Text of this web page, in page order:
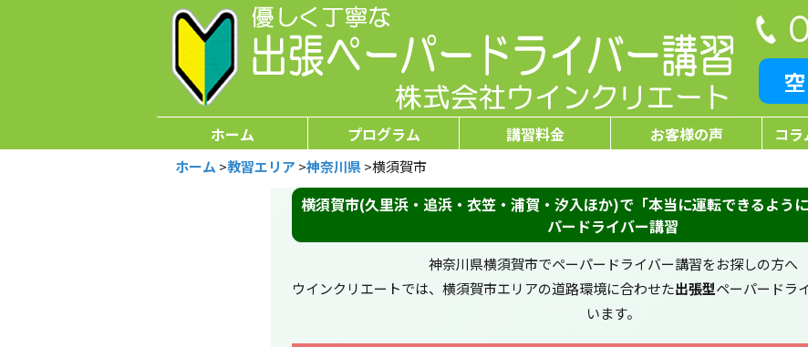
ホーム プログラム 講習料金 お客様の声 コ
ホーム >教習エリア >神奈川県>横須賀市
横須賀市(久里浜・追浜・衣笠・浦賀・汐入ほか)で「本当に運転できるよう
パードライバー講習
神奈川県横須賀市でペーパードライバー講習をお探しの方へ
ウインクリエートでは、横須賀市エリアの道路環境に合わせた出張型ペーパードラ
います。